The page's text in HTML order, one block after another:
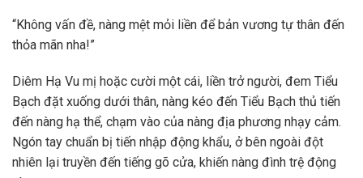
“Không vấn đề, nàng mệt mỏi liền để bản vương tự thân đến
thỏa mãn nha!”
Diêm Hạ Vu mị hoặc cười một cái, liền trở người, đem Tiểu
Bạch đặt xuống dưới thân, nàng kéo đến Tiểu Bạch thủ tiến
đến nàng hạ thể, chạm vào của nàng địa phương nhạy cảm.
Ngón tay chuẩn bị tiến nhập động khẩu, ở bên ngoài đột
nhiên lại truyền đến tiếng gõ cửa, khiến nàng đình trệ động